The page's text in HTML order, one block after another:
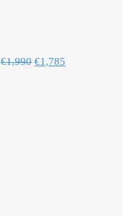
€1,990 €1,785